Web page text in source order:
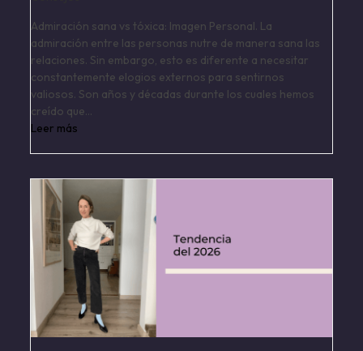
Admiración sana vs tóxica: Imagen Personal. La
admiración entre las personas nutre de manera sana las
relaciones. Sin embargo, esto es diferente a necesitar
constantemente elogios externos para sentirnos
valiosos. Son años y décadas durante los cuales hemos
creído que…
Leer más